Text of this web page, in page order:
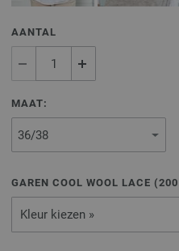
AANTAL
MAAT:
GAREN COOL WOOL LACE (200
Kleur kiezen »